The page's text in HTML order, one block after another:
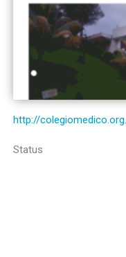
http://
Status